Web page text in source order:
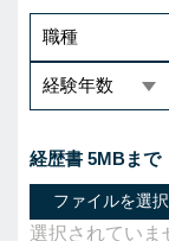
経歴書 5MBまで
ファイルを選択